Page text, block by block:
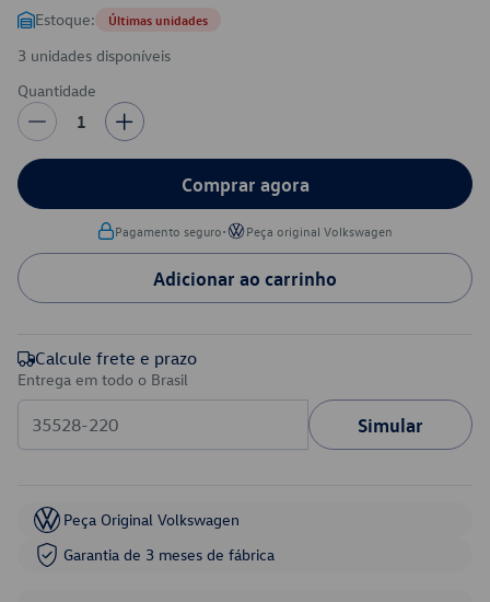
Estoque: Últimas unidades
3 unidades disponíveis
Quantidade
1
Comprar agora
Pagamento seguro• Peça original Volkswagen
Adicionar ao carrinho
Calcule frete e prazo
Entrega em todo o Brasil
Simular
Peça Original Volkswagen
Garantia de 3 meses de fábrica